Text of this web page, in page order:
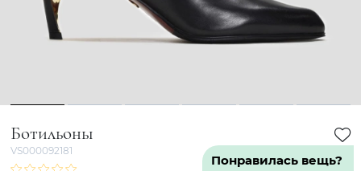
1 2 3 4 5 6
Ботильоны
VS000092181
Понравилась вещь?